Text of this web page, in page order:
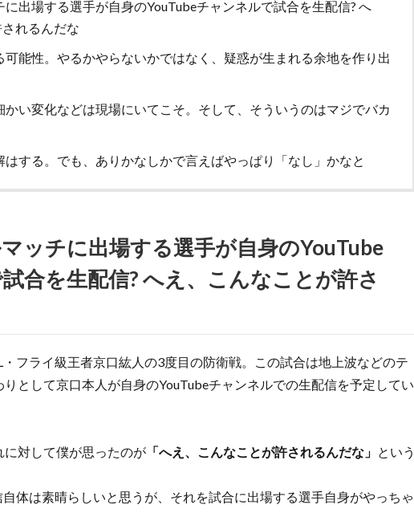
出場する選手が自身のYouTubeチャンネルで試合を生配信? へ
れるんだな
可能性。やるかやらないかではなく、疑惑が生まれる余地を作り出
かい変化などは現場にいてこそ。そして、そういうのはマジでバカ
する。でも、ありかなしかで言えばやっぱり「なし」かなと
ッチに出場する選手が自身のYouTube
合を生配信? へえ、こんなことが許さ
フライ級王者京口紘人の3度目の防衛戦。この試合は地上波などのテ
として京口本人が自身のYouTubeチャンネルでの生配信を予定してい
対して僕が思ったのが 「へえ、こんなことが許されるんだな」 という
体は素晴らしいと思うが、それを試合に出場する選手自身がやっちゃ